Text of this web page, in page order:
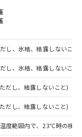
、氷結、結露しないこと)
、氷結、結露しないこと)
だし、結露しないこと)
だし、結露しないこと)
度範囲内で、23℃時の検
意のうえ
標準価格
くもので
の中には、
商品もある
質）の非含
定のある
10物質）の
品を出す予
10物質）の
確認中の
物で、有
す。
品として
国RoHSの
す。
国RoHSの